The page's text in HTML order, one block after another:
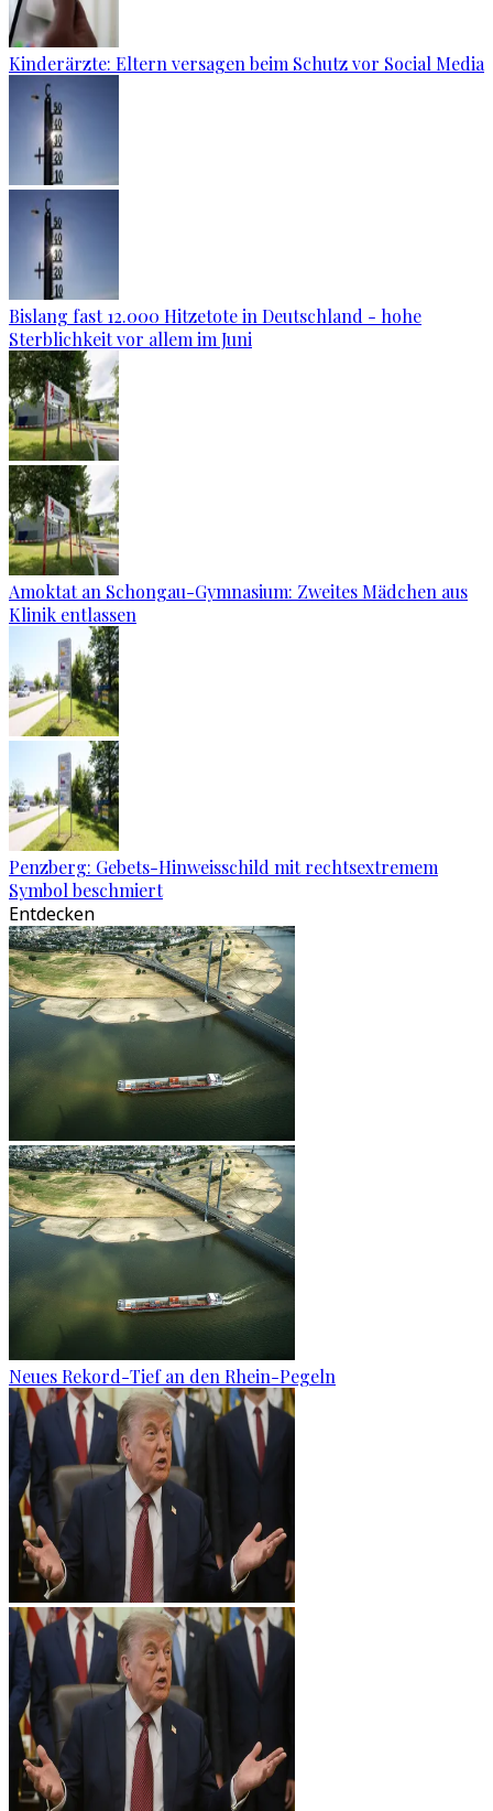
Kinderärzte: Eltern versagen beim Schutz vor Social Media
Bislang fast 12.000 Hitzetote in Deutschland - hohe
Sterblichkeit vor allem im Juni
Amoktat an Schongau-Gymnasium: Zweites Mädchen aus
Klinik entlassen
Penzberg: Gebets-Hinweisschild mit rechtsextremem
Symbol beschmiert
Entdecken
Neues Rekord-Tief an den Rhein-Pegeln